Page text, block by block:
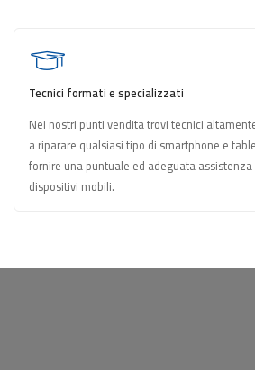
Tecnici formati e specializzati
Nei nostri punti vendita trovi tecnici
a riparare qualsiasi tipo di smartphone e
fornire una puntuale ed adeguata
dispositivi mobili.